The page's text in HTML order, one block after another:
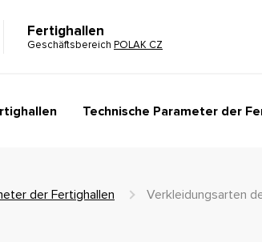
Fertighallen
Geschäftsbereich POLAK CZ
Technische Parameter der
der Fertighallen Verkleidungsarten